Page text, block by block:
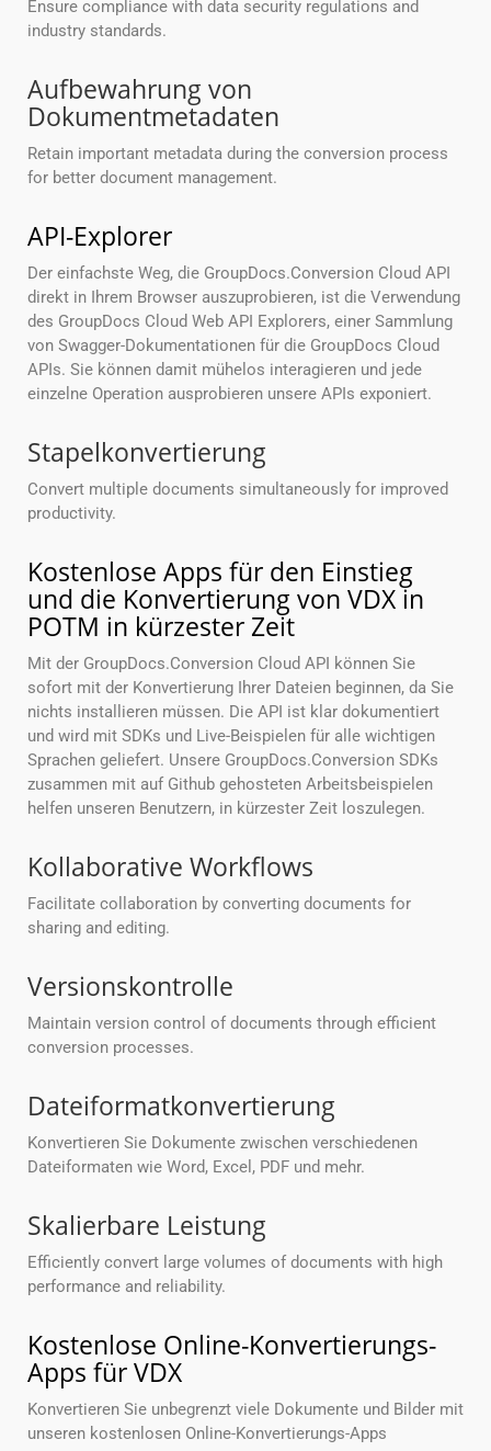
Ensure compliance with data security regulations and
industry standards.
Aufbewahrung von
Dokumentmetadaten
Retain important metadata during the conversion process
for better document management.
API-Explorer
Der einfachste Weg, die GroupDocs.Conversion Cloud API
direkt in Ihrem Browser auszuprobieren, ist die Verwendung
des GroupDocs Cloud Web API Explorers, einer Sammlung
von Swagger-Dokumentationen für die GroupDocs Cloud
APIs. Sie können damit mühelos interagieren und jede
einzelne Operation ausprobieren unsere APIs exponiert.
Stapelkonvertierung
Convert multiple documents simultaneously for improved
productivity.
Kostenlose Apps für den Einstieg
und die Konvertierung von VDX in
POTM in kürzester Zeit
Mit der GroupDocs.Conversion Cloud API können Sie
sofort mit der Konvertierung Ihrer Dateien beginnen, da Sie
nichts installieren müssen. Die API ist klar dokumentiert
und wird mit SDKs und Live-Beispielen für alle wichtigen
Sprachen geliefert. Unsere GroupDocs.Conversion SDKs
zusammen mit auf Github gehosteten Arbeitsbeispielen
helfen unseren Benutzern, in kürzester Zeit loszulegen.
Kollaborative Workflows
Facilitate collaboration by converting documents for
sharing and editing.
Versionskontrolle
Maintain version control of documents through efficient
conversion processes.
Dateiformatkonvertierung
Konvertieren Sie Dokumente zwischen verschiedenen
Dateiformaten wie Word, Excel, PDF und mehr.
Skalierbare Leistung
Efficiently convert large volumes of documents with high
performance and reliability.
Kostenlose Online-Konvertierungs-
Apps für VDX
Konvertieren Sie unbegrenzt viele Dokumente und Bilder mit
unseren kostenlosen Online-Konvertierungs-Apps